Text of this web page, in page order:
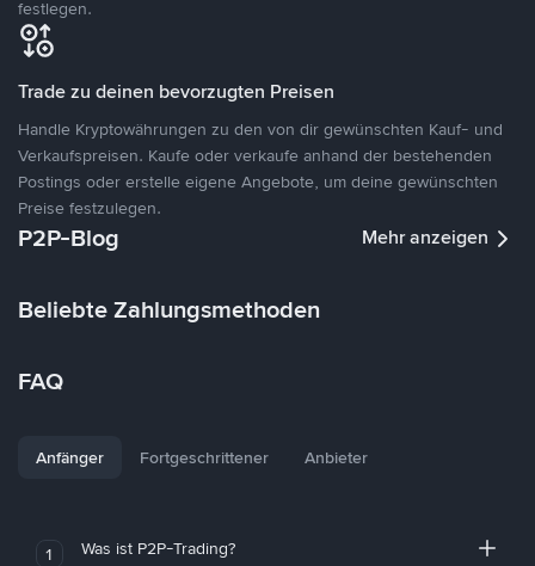
festlegen.
Trade zu deinen bevorzugten Preisen
Handle Kryptowährungen zu den von dir gewünschten Kauf- und
Verkaufspreisen. Kaufe oder verkaufe anhand der bestehenden
Postings oder erstelle eigene Angebote, um deine gewünschten
Preise festzulegen.
P2P-Blog Mehr anzeigen
Beliebte Zahlungsmethoden
FAQ
Anfänger Fortgeschrittener Anbieter
1 Was ist P2P-Trading?